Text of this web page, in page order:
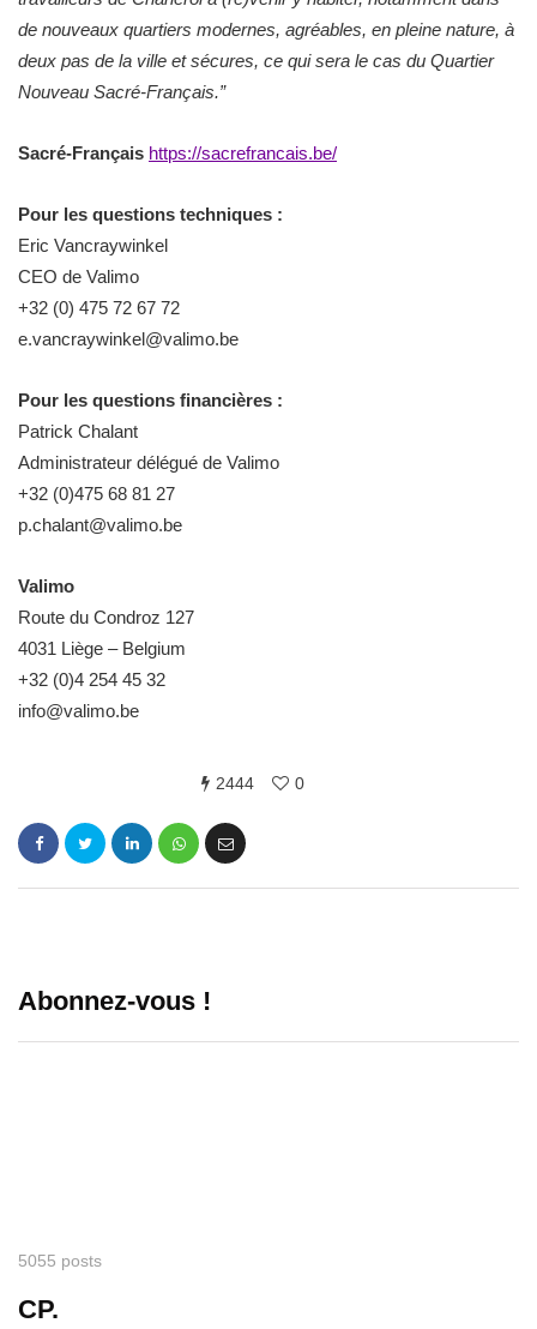
de nouveaux quartiers modernes, agréables, en pleine nature, à
deux pas de la ville et sécures, ce qui sera le cas du Quartier
Nouveau Sacré-Français.”
Sacré-Français https://sacrefrancais.be/
Pour les questions techniques :
Eric Vancraywinkel
CEO de Valimo
+32 (0) 475 72 67 72
e.vancraywinkel@valimo.be
Pour les questions financières :
Patrick Chalant
Administrateur délégué de Valimo
+32 (0)475 68 81 27
p.chalant@valimo.be
Valimo
Route du Condroz 127
4031 Liège – Belgium
+32 (0)4 254 45 32
info@valimo.be
2444 0
Abonnez-vous !
5055 posts
CP.